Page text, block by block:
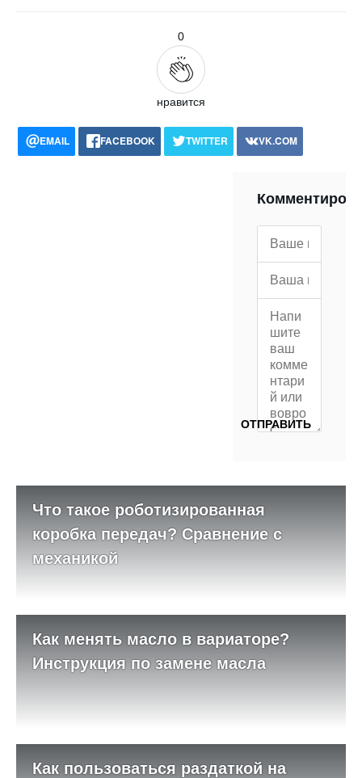
0
нравится
EMAIL FACEBOOK TWITTER
VK.COM
Что такое роботизированная
коробка передач? Сравнение с
механикой
Как менять масло в вариаторе?
Инструкция по замене масла
Как пользоваться раздаткой на